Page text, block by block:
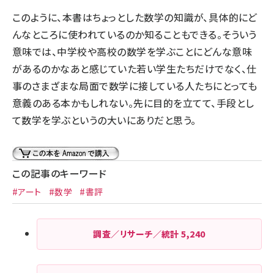
このように、本書はちょっとした数学の知識が、具体的にど
んなところに使われているのか知ることもできる。そういう
意味では、中学校や高校の数学を学ぶことにどんな意味
があるのかなあと感じていた若い学生たちだけでなく、仕
事のさまざまな局面で数学に接している人たちにとっても
意義のある本かもしれない。先に目的を立てて、手段とし
て数学を学ぶというの大いにありだと思う。
この記事のキーワード
#アート #数学 #書評
調査／リサーチ／統計5,240